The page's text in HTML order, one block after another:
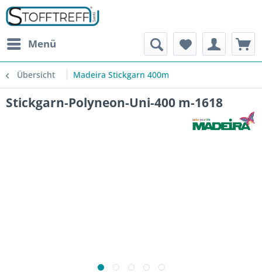
Menü
Übersicht Madeira Stickgarn 400m
Stickgarn-Polyneon-Uni-400 m-1618